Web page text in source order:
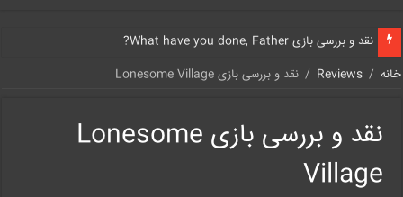
نقد و بررسی بازی What have you done, Father?
خانه /
Reviews
/ نقد و بررسی بازی Lonesome Village
نقد و بررسی بازی Lonesome
Village